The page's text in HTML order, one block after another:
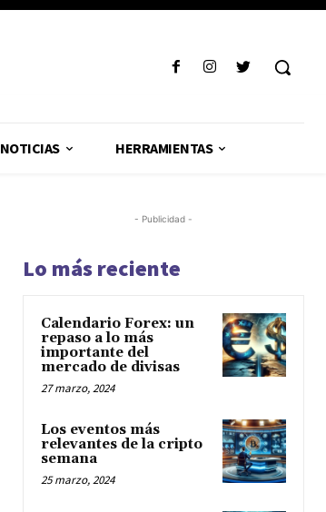
NOTICIAS HERRAMIENTAS
- Publicidad -
Lo más reciente
Calendario Forex: un
repaso a lo más
importante del
mercado de divisas
27 marzo, 2024
Los eventos más
relevantes de la cripto
semana
25 marzo, 2024